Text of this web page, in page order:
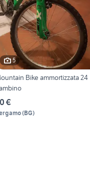
5
Bike ammortizzata 24
€
(BG)